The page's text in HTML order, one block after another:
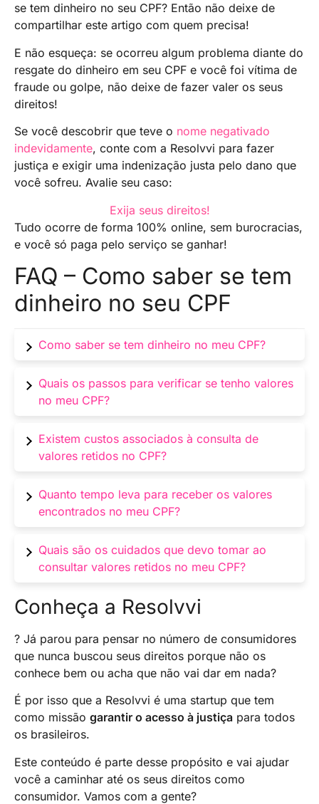
se tem dinheiro no seu CPF? Então não deixe de
compartilhar este artigo com quem precisa!
E não esqueça: se ocorreu algum problema diante do
resgate do dinheiro em seu CPF e você foi vítima de
fraude ou golpe, não deixe de fazer valer os seus
direitos!
Se você descobrir que teve o nome negativado
indevidamente, conte com a Resolvvi para fazer
justiça e exigir uma indenização justa pelo dano que
você sofreu. Avalie seu caso:
Exija seus direitos!
Tudo ocorre de forma 100% online, sem burocracias,
e você só paga pelo serviço se ganhar!
FAQ – Como saber se tem
dinheiro no seu CPF
Como saber se tem dinheiro no meu CPF?
Você pode verificar se há dinheiro vinculado ao
seu CPF utilizando o serviço Valores a Receber,
fornecido pelo Banco Central do Brasil.
Quais os passos para verificar se tenho valores
no meu CPF?
Para realizar a verificação, então você
precisará acessar o site
https://valoresareceber.bcb.gov.br
de nascimento, por exemplo.
Existem custos associados à consulta de
valores retidos no CPF?
Não, pois todos os serviços oferecidos pelo
Valores a Receber são gratuitos.
Quanto tempo leva para receber os valores
encontrados no meu CPF?
Isso depende de cada tipo de solicitação, mas
após solicitar a devolução dos valores, o
tempo estimado para recebimento pode
Quais são os cuidados que devo tomar ao
consultar valores retidos no meu CPF?
Evite clicar em links suspeitos enviados por e-
mail, SMS, WhatsApp ou Telegram. Além disso,
nunca forneça senhas a terceiros e verifique
sempre a autenticidade do site antes de inserir
suas informações pessoais.
Conheça a Resolvvi
? Já parou para pensar no número de consumidores
que nunca buscou seus direitos porque não os
conhece bem ou acha que não vai dar em nada?
É por isso que a Resolvvi é uma startup que tem
como missão garantir o acesso à justiça para todos
os brasileiros.
Este conteúdo é parte desse propósito e vai ajudar
você a caminhar até os seus direitos como
consumidor. Vamos com a gente?